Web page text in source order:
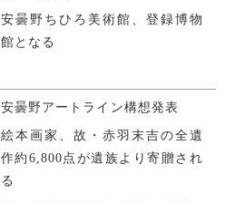
安曇野ちひろ美術館、登録博物
館となる
安曇野アートライン構想発表
絵本画家、故・赤羽末吉の全遺
作約6,800点が遺族より寄贈され
る